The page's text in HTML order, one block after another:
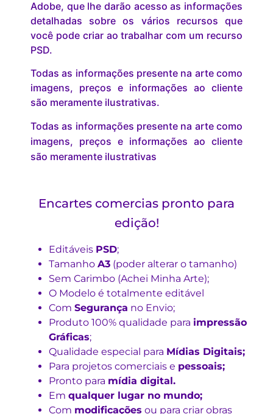
Adobe, que lhe darão acesso as informações
detalhadas sobre os vários recursos que
você pode criar ao trabalhar com um recurso
PSD.
Todas as informações presente na arte como
imagens, preços e informações ao cliente
são meramente ilustrativas.
Todas as informações presente na arte como
imagens, preços e informações ao cliente
são meramente ilustrativas
Encartes comercias pronto para
edição!
Editáveis PSD;
Tamanho A3 (poder alterar o tamanho)
Sem Carimbo (Achei Minha Arte);
O Modelo é totalmente editável
Com Segurança no Envio;
Produto 100% qualidade para impressão
Gráficas;
Qualidade especial para Mídias Digitais;
Para projetos comerciais e pessoais;
Pronto para mídia digital.
Em qualquer lugar no mundo;
Com modificações ou para criar obras